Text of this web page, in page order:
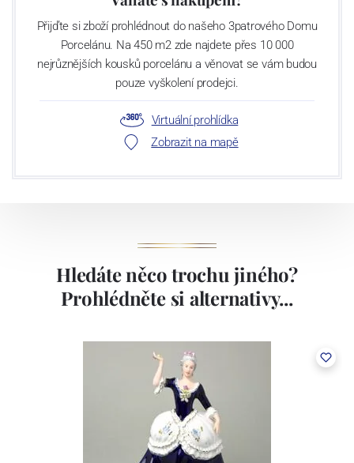
Přijďte si zboží prohlédnout do našeho 3patrového Domu
Porcelánu. Na 450 m2 zde najdete přes 10 000
nejrůznějších kousků porcelánu a věnovat se vám budou
pouze vyškolení prodejci.
Virtuální prohlídka
Zobrazit na mapě
Hledáte něco trochu jiného?
Prohlédněte si alternativy...